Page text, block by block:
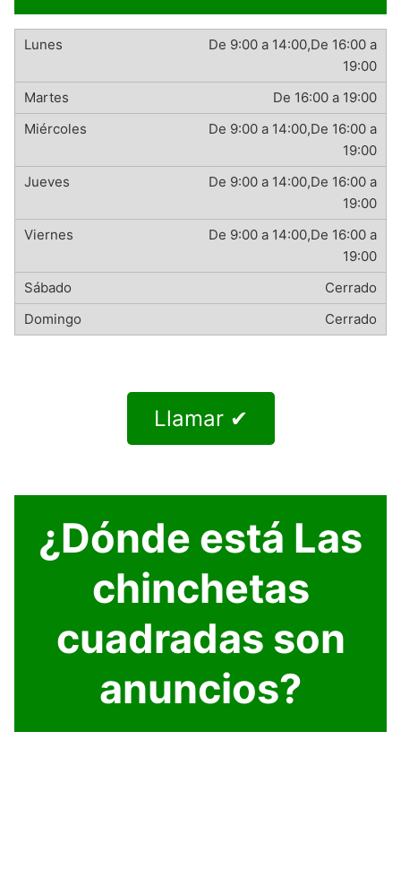
De 9:00 a 14:00,De 16:00 a
19:00
De 16:00 a 19:00
De 9:00 a 14:00,De 16:00 a
19:00
De 9:00 a 14:00,De 16:00 a
19:00
De 9:00 a 14:00,De 16:00 a
19:00
Cerrado
Cerrado
Llamar ✔
¿Dónde está Las
chinchetas
cuadradas son
anuncios?